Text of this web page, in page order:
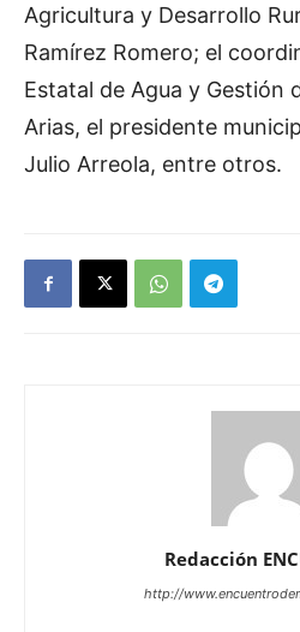
Agricultura y Desarrollo
Ramírez Romero; el
Estatal de Agua y Gestión
Arias, el presidente
Julio Arreola, entre otros.
Redacción
http://